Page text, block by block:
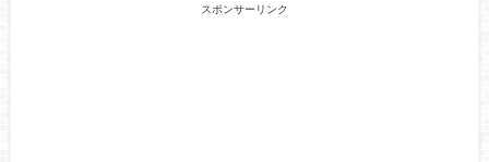
スポンサーリンク